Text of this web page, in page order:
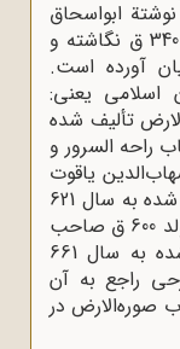
ابواسحاق
استخری است. وی اثر خود را در تاریخ 340 ق نگاشته و
آورده است.
اسلامی یعنی:
تألیف شده
کتاب راحه ‌السرور و
شده به سال 599 ق؛ شهاب‌الدین یاقوت
حموی صاحب کتاب معجم‌البلدان تألیف شده به سال 621
ق؛ زکریا بن محمد بن‌ محمود قزوینی متولد 600 ق صاحب
کتاب آثار البلاد و اخبار ‌العباد تألیف شده به سال 661
راجع به آن
صوره‌الارض در